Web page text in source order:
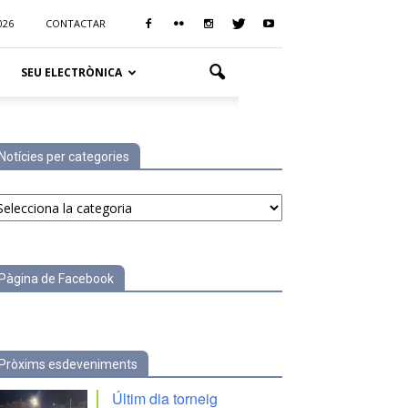
CONTACTAR
SEU ELECTRÒNICA
Notícies per categories
Pàgina de Facebook
Pròxims esdeveniments
Últim dia torneig